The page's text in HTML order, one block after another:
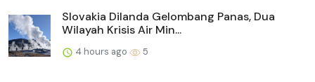
Slovakia Dilanda Gelombang Panas, Dua
Wilayah Krisis Air Min...
4 hours ago 5